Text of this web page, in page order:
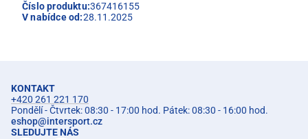
Číslo produktu:367416155
V nabídce od:28.11.2025
KONTAKT
+420 261 221 170
Pondělí - Čtvrtek: 08:30 - 17:00 hod. Pátek: 08:30 - 16:00 hod.
eshop@intersport.cz
SLEDUJTE NÁS